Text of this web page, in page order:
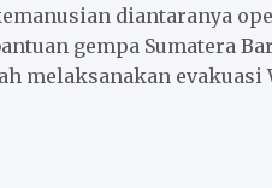
diantaranya
gempa Sumatera
melaksanakan evakuasi